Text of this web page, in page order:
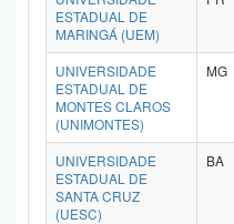
ESTADUAL DE
MARINGÁ (UEM)
UNIVERSIDADE
ESTADUAL DE
MONTES CLAROS
(UNIMONTES)
MG
UNIVERSIDADE
ESTADUAL DE
SANTA CRUZ
(UESC)
BA